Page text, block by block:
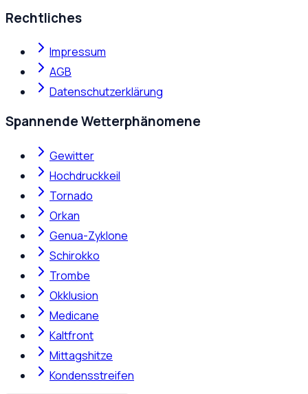
Rechtliches
Impressum
AGB
Datenschutzerklärung
Spannende Wetterphänomene
Gewitter
Hochdruckkeil
Tornado
Orkan
Genua-Zyklone
Schirokko
Trombe
Okklusion
Medicane
Kaltfront
Mittagshitze
Kondensstreifen